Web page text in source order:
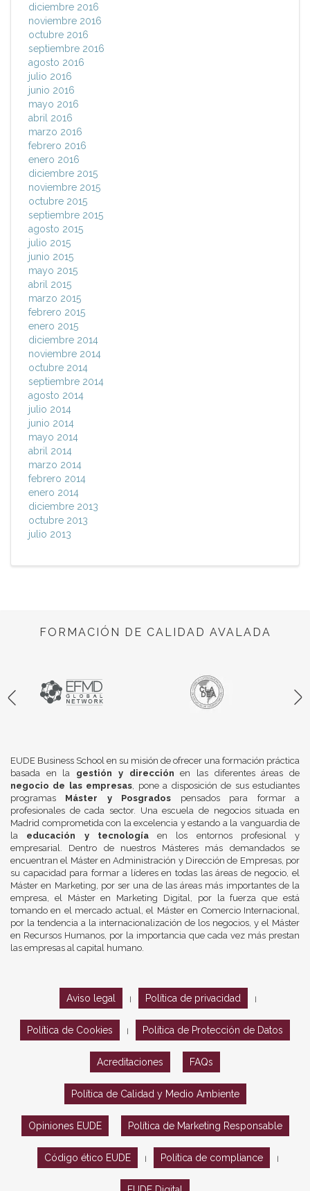
diciembre 2016
noviembre 2016
octubre 2016
septiembre 2016
agosto 2016
julio 2016
junio 2016
mayo 2016
abril 2016
marzo 2016
febrero 2016
enero 2016
diciembre 2015
noviembre 2015
octubre 2015
septiembre 2015
agosto 2015
julio 2015
junio 2015
mayo 2015
abril 2015
marzo 2015
febrero 2015
enero 2015
diciembre 2014
noviembre 2014
octubre 2014
septiembre 2014
agosto 2014
julio 2014
junio 2014
mayo 2014
abril 2014
marzo 2014
febrero 2014
enero 2014
diciembre 2013
octubre 2013
julio 2013
FORMACIÓN DE CALIDAD AVALADA
EUDE Business School en su misión de ofrecer una formación práctica
basada en la gestión y dirección en las diferentes áreas de
negocio de las empresas , pone a disposición de sus estudiantes
programas Máster y Posgrados pensados para formar a
profesionales de cada sector. Una escuela de negocios situada en
Madrid comprometida con la excelencia y estando a la vanguardia de
la educación y tecnologíaen los entornos profesional y
empresarial. Dentro de nuestros Másteres más demandados se
encuentran el Máster en Administración y Dirección de Empresas, por
su capacidad para formar a líderes en todas las áreas de negocio, el
Máster en Marketing, por ser una de las áreas más importantes de la
empresa, el Máster en Marketing Digital, por la fuerza que está
tomando en el mercado actual, el Máster en Comercio Internacional,
por la tendencia a la internacionalización de los negocios, y el Máster
en Recursos Humanos, por la importancia que cada vez más prestan
las empresas al capital humano.
Aviso legal Política de privacidad
Política de Cookies Política de Protección de Datos
Acreditaciones FAQs
Política de Calidad y Medio Ambiente
Opiniones EUDE Política de Marketing Responsable
Código ético EUDE Política de compliance